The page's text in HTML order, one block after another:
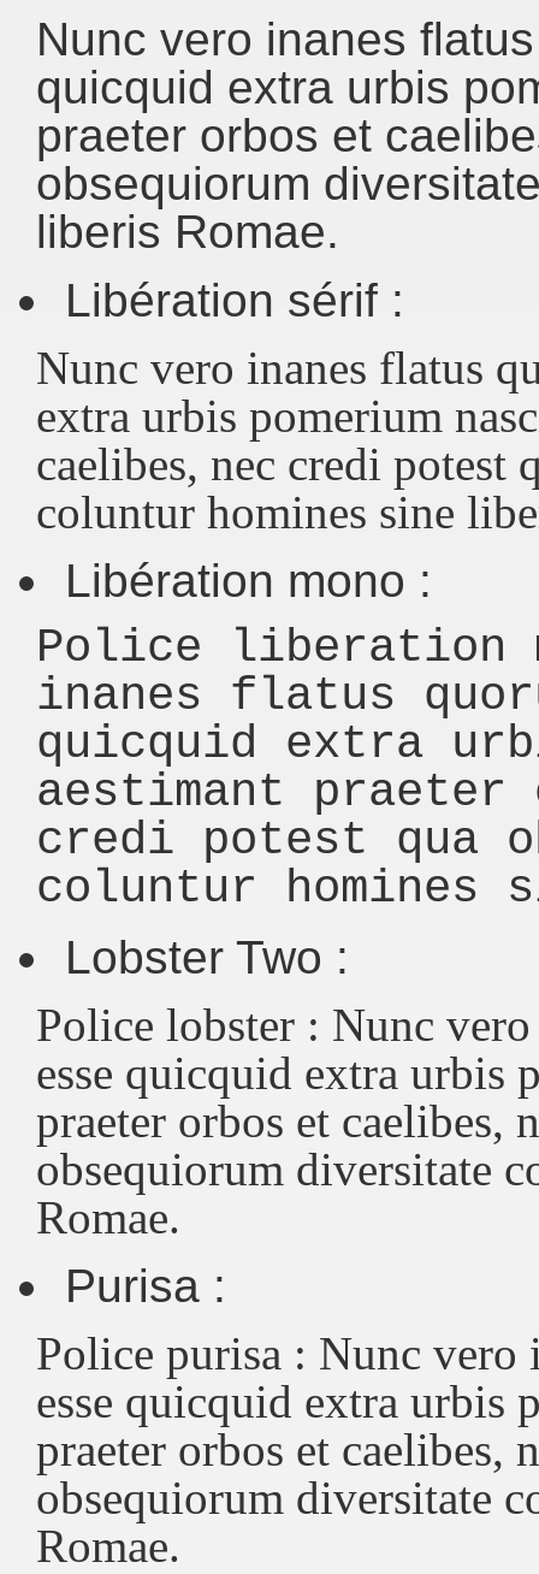
Nunc vero inanes
quicquid extra urbis
praeter orbos et
obsequiorum
liberis Romae.
Libération sérif :
Nunc vero inanes flatus
extra urbis pomerium
caelibes, nec credi potest
coluntur homines sine
Libération mono :
Police liberation
inanes flatus
quicquid extra
aestimant
credi potest qua
coluntur homines
Lobster Two :
Police lobster : Nunc
esse quicquid extra urbis
praeter orbos et caelibes,
obsequiorum diversitate
Romae.
Purisa :
Police purisa : Nunc vero
esse quicquid extra urbis
praeter orbos et caelibes,
obsequiorum diversitate
Romae.